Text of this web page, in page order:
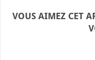
VOUS AIMEZ CET